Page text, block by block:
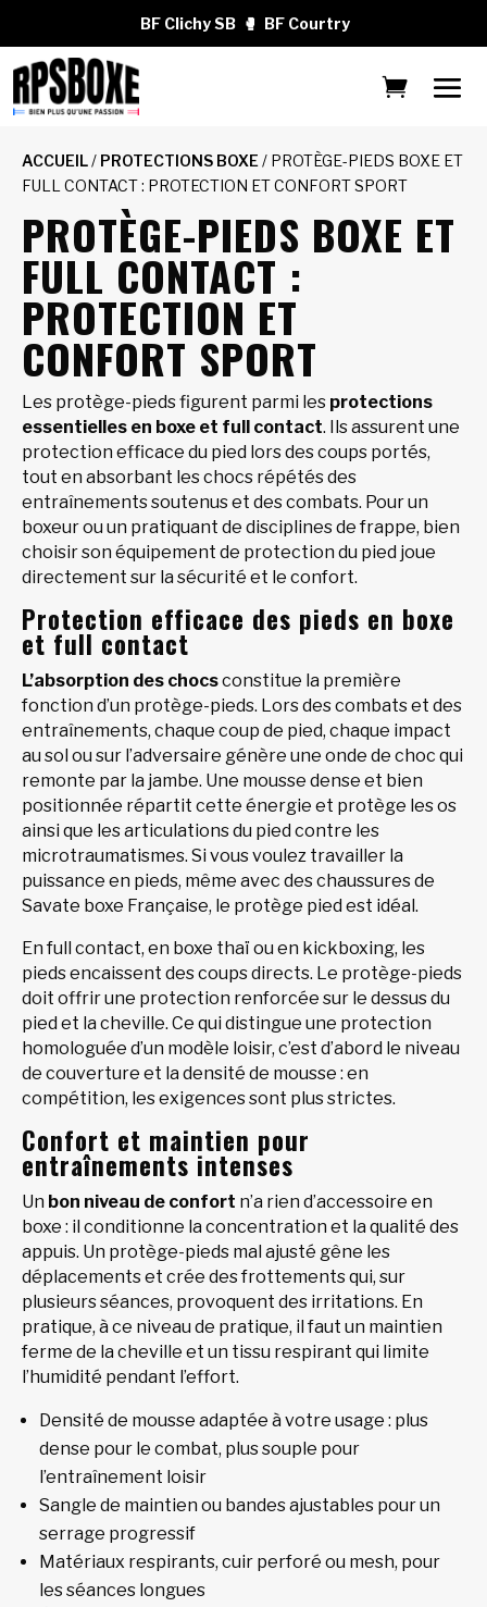
BF Clichy SB 🥊 BF Courtry
ACCUEIL/ PROTECTIONS BOXE / PROTÈGE-PIEDS BOXE ET
FULL CONTACT : PROTECTION ET CONFORT SPORT
PROTÈGE-PIEDS BOXE ET
FULL CONTACT :
PROTECTION ET
CONFORT SPORT
Les protège-pieds figurent parmi les protections
essentielles en boxe et full contact. Ils assurent une
protection efficace du pied lors des coups portés,
tout en absorbant les chocs répétés des
entraînements soutenus et des combats. Pour un
boxeur ou un pratiquant de disciplines de frappe, bien
choisir son équipement de protection du pied joue
directement sur la sécurité et le confort.
Protection efficace des pieds en boxe
et full contact
L’absorption des chocsconstitue la première
fonction d’un protège-pieds. Lors des combats et des
entraînements, chaque coup de pied, chaque impact
au sol ou sur l’adversaire génère une onde de choc qui
remonte par la jambe. Une mousse dense et bien
positionnée répartit cette énergie et protège les os
ainsi que les articulations du pied contre les
microtraumatismes. Si vous voulez travailler la
puissance en pieds, même avec des chaussures de
Savate boxe Française, le protège pied est idéal.
En full contact, en boxe thaï ou en kickboxing, les
pieds encaissent des coups directs. Le protège-pieds
doit offrir une protection renforcée sur le dessus du
pied et la cheville. Ce qui distingue une protection
homologuée d’un modèle loisir, c’est d’abord le niveau
de couverture et la densité de mousse : en
compétition, les exigences sont plus strictes.
Confort et maintien pour
entraînements intenses
Un bon niveau de confort n’a rien d’accessoire en
boxe : il conditionne la concentration et la qualité des
appuis. Un protège-pieds mal ajusté gêne les
déplacements et crée des frottements qui, sur
plusieurs séances, provoquent des irritations. En
pratique, à ce niveau de pratique, il faut un maintien
ferme de la cheville et un tissu respirant qui limite
l’humidité pendant l’effort.
Densité de mousse adaptée à votre usage : plus
dense pour le combat, plus souple pour
l’entraînement loisir
Sangle de maintien ou bandes ajustables pour un
serrage progressif
Matériaux respirants, cuir perforé ou mesh, pour
les séances longues